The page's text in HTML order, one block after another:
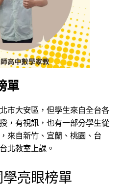
單
市大安區，但學生來自全台各
，有視訊，也有一部分學生從
來自新竹、宜蘭、桃園、台
北教室上課。
亮眼榜單